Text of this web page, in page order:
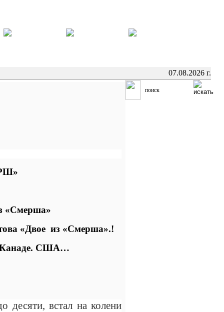
07.08.2026 г.
«Смерша»
«Двое из «Смерша».!
Канаде. США…
десяти, встал на колени